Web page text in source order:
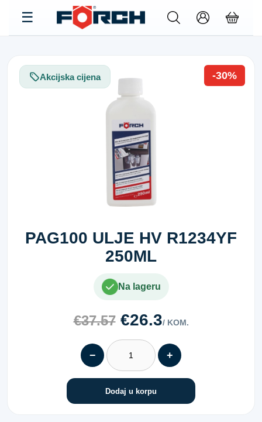
Akcijska cijena -30%
PAG100 ULJE HV R1234YF
250ML
Na lageru
€37.57 €26.3/ KOM.
− +
Dodaj u korpu